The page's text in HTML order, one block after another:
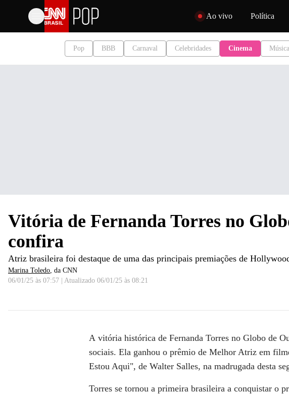
Pular para o conteúdo
Ao vivo Política
Pop BBB Carnaval Celebridades Cinema Música
Vitória de Fernanda Torres no
confira
Atriz brasileira foi destaque de uma das principais premiações de
Marina Toledo, da CNN
06/01/25 às 07:57
Atualizado 06/01/25 às 08:21
Fernanda torres vence Globo de Ouro de Melhor Atriz | CNN NOVO
A vitória histórica de Fernanda Torres no Globo de
sociais. Ela ganhou o prêmio de Melhor Atriz em
Estou Aqui", de Walter Salles, na madrugada desta
Torres se tornou a primeira brasileira a conquistar o